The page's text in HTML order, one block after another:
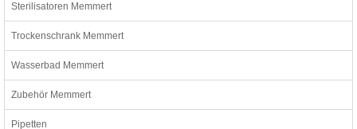
Sterilisatoren Memmert
Trockenschrank Memmert
Wasserbad Memmert
Zubehör Memmert
Pipetten